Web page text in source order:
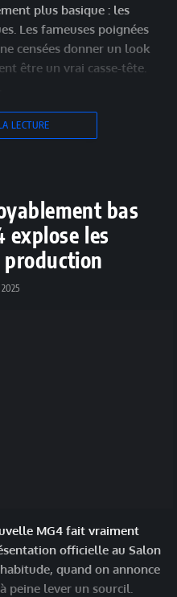
plus basique : les
Les fameuses poignées
censées donner un look
être un vrai casse-tête.
LECTURE
bas
explose les
production
MG4 fait vraiment
officielle au Salon
quand on annonce
peine lever un sourcil.